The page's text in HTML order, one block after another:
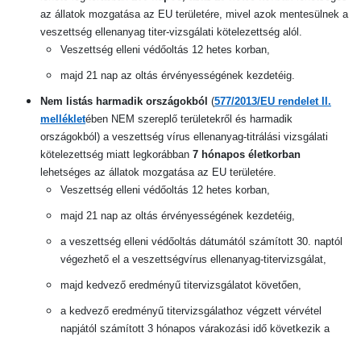
az állatok mozgatása az EU területére, mivel azok mentesülnek a
veszettség ellenanyag titer-vizsgálati kötelezettség alól.
Veszettség elleni védőoltás 12 hetes korban,
majd 21 nap az oltás érvényességének kezdetéig.
Nem listás harmadik országokból (577/2013/EU rendelet II.
mellékletében NEM szereplő területekről és harmadik
országokból) a veszettség vírus ellenanyag-titrálási vizsgálati
kötelezettség miatt legkorábban 7 hónapos életkorban
lehetséges az állatok mozgatása az EU területére.
Veszettség elleni védőoltás 12 hetes korban,
majd 21 nap az oltás érvényességének kezdetéig,
a veszettség elleni védőoltás dátumától számított 30. naptól
végezhető el a veszettségvírus ellenanyag-titervizsgálat,
majd kedvező eredményű titervizsgálatot követően,
a kedvező eredményű titervizsgálathoz végzett vérvétel
napjától számított 3 hónapos várakozási idő következik a